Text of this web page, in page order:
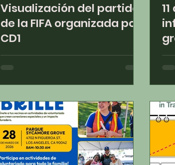
Visualización del partido
de la FIFA organizada por
CD1